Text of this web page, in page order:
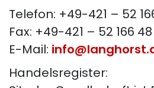
Telefon: +49-421 – 52
Fax: +49-421 – 52 166 48
E-Mail:
Handelsregister: